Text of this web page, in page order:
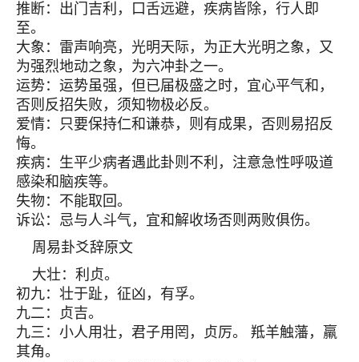
推断：出门吉利，口舌远避，疾病皆除，行人即
至。
大象：雷声响亮，光明天际，为正大光明之象，又
为强烈地动之象，为六冲卦之一。
运势：运势虽强，但已届极盛之时，宜心平气和，
否则反招失败，须知物极必反。
爱情：只要保持仁和谦恭，则有成果，否则易招反
悔。
疾病：生平少病者遇此卦则不利，注意急性呼吸道
感染和脑疾等。
失物：不能取回。
诉讼：忌与人斗气，宜和解收场否则两败俱伤。
周易卦爻辞原文
大壮：利贞。
初九：壮于趾，征凶，有孚。
九二：贞吉。
九三：小人用壮，君子用罔，贞厉。 羝羊触藩，羸
其角。